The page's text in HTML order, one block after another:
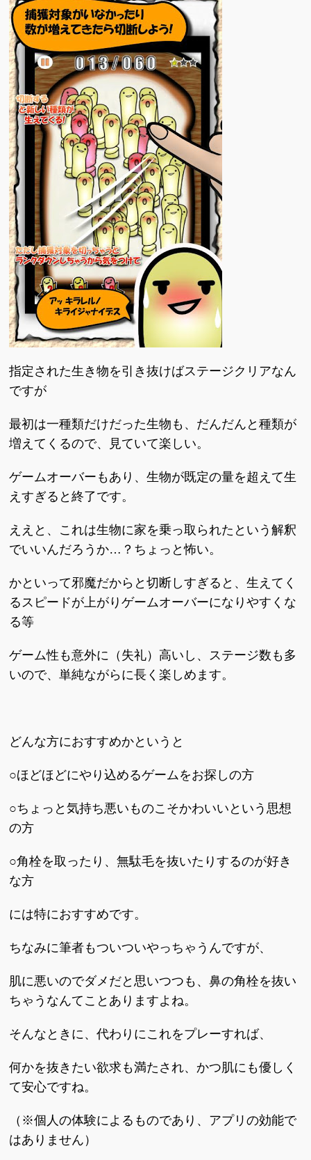
指定された生き物を引き抜けばステージクリアなん
ですが
最初は一種類だけだった生物も、だんだんと種類が
増えてくるので、見ていて楽しい。
ゲームオーバーもあり、生物が既定の量を超えて生
えすぎると終了です。
ええと、これは生物に家を乗っ取られたという解釈
でいいんだろうか…？ちょっと怖い。
かといって邪魔だからと切断しすぎると、生えてく
るスピードが上がりゲームオーバーになりやすくな
る等
ゲーム性も意外に（失礼）高いし、ステージ数も多
いので、単純ながらに長く楽しめます。
どんな方におすすめかというと
○ほどほどにやり込めるゲームをお探しの方
○ちょっと気持ち悪いものこそかわいいという思想
の方
○角栓を取ったり、無駄毛を抜いたりするのが好き
な方
には特におすすめです。
ちなみに筆者もついついやっちゃうんですが、
肌に悪いのでダメだと思いつつも、鼻の角栓を抜い
ちゃうなんてことありますよね。
そんなときに、代わりにこれをプレーすれば、
何かを抜きたい欲求も満たされ、かつ肌にも優しく
て安心ですね。
（※個人の体験によるものであり、アプリの効能で
はありません）